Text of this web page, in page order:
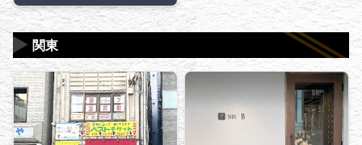
関東
▶